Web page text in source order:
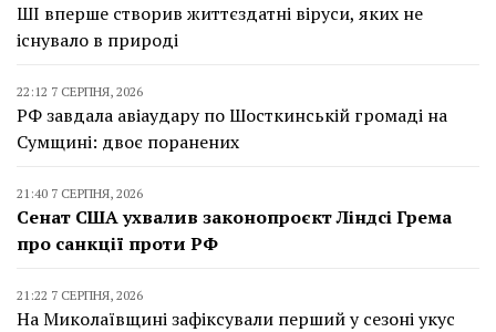
ШІ вперше створив життєздатні віруси, яких не
існувало в природі
22:12 7 СЕРПНЯ, 2026
РФ завдала авіаудару по Шосткинській громаді на
Сумщині: двоє поранених
21:40 7 СЕРПНЯ, 2026
Сенат США ухвалив законопроєкт Ліндсі Грема
про санкції проти РФ
21:22 7 СЕРПНЯ, 2026
На Миколаївщині зафіксували перший у сезоні укус